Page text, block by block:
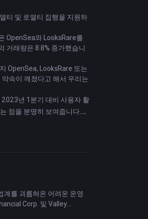
티 및 로열티 집행을 지원하
OpenSea와 LooksRare를
거래량은 8.8% 증가했습니
OpenSea, LooksRare 또는
속이 깨졌다고 해서 우리는
년 1분기 대비 사용자 활
점을 분명히 보여줍니다.
고 밝혔습니다. 2년래 최저
니다.
계를 괴롭혀온 어려운 운영
Corp. 및 Valley